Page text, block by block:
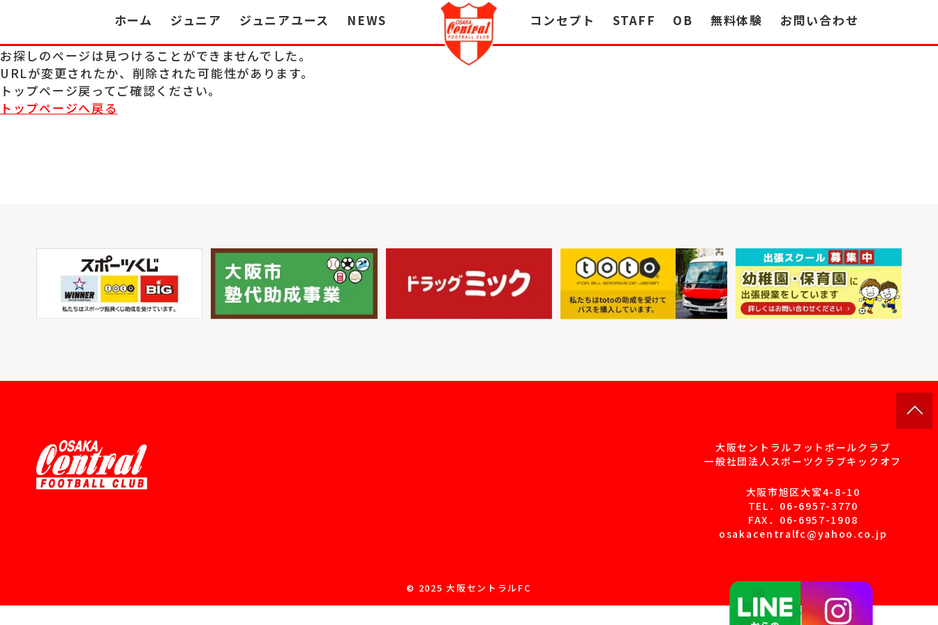
ホーム ジュニア ジュニアユース NEWS コンセプト STAFF OB 無料体験 お問い合わせ
お探しのページは見つけることができませんでした。
URLが変更されたか、削除された可能性があります。
トップページ戻ってご確認ください。
トップページへ戻る
大阪セントラルフットボールクラブ
一般社団法人スポーツクラブキックオフ
大阪市旭区大宮4-8-10
TEL． 06-6957-3770
FAX．06-6957-1908
osakacentralfc@yahoo.co.jp
© 2025 大阪セントラルFC